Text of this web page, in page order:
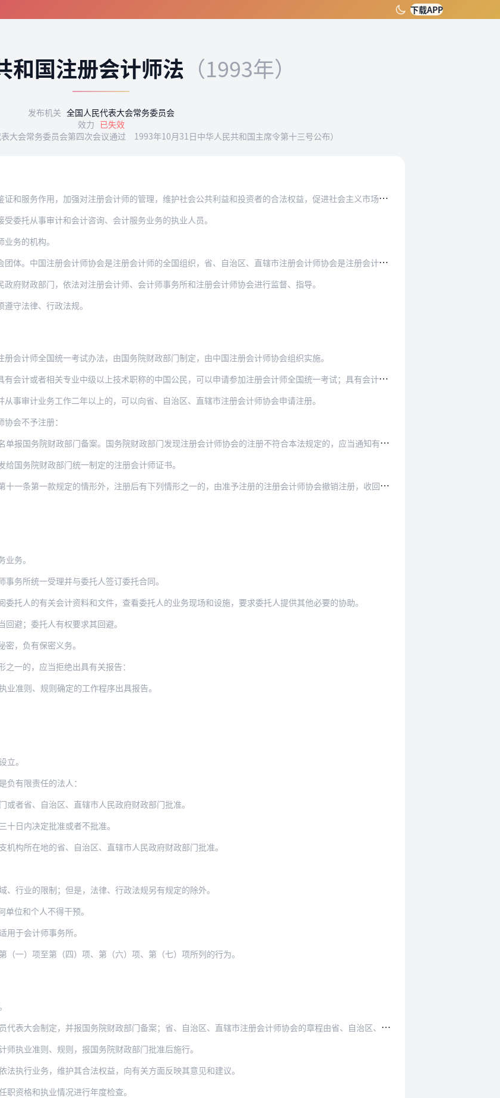
下载APP
和国注册会计师法 （1993年）
发布机关 全国人民代表大会常务委员会
效力 已失效
大会常务委员会第四次会议通过 1993年10月31日中华人民共和国主席令第十三号公布）
作用，加强对注册会计师的管理，维护社会公共利益和投资者的合法权益，促进社会主义市场经济的健康发展，制定本法。
委托从事审计和会计咨询、会计服务业务的执业人员。
务的机构。
中国注册会计师协会是注册会计师的全国组织，省、自治区、直辖市注册会计师协会是注册会计师的地方组织。
府财政部门，依法对注册会计师、会计师事务所和注册会计师协会进行监督、指导。
守法律、行政法规。
会计师全国统一考试办法，由国务院财政部门制定，由中国注册会计师协会组织实施。
关专业中级以上技术职称的中国公民，可以申请参加注册会计师全国统一考试；具有会计或者相关专业高级技术职称的人员，…
事审计业务工作二年以上的，可以向省、自治区、直辖市注册会计师协会申请注册。
会不予注册：
院财政部门备案。国务院财政部门发现注册会计师协会的注册不符合本法规定的，应当通知有关的注册会计师协会撤销注册。
国务院财政部门统一制定的注册会计师证书。
第一款规定的情形外，注册后有下列情形之一的，由准予注册的注册会计师协会撤销注册，收回注册会计师证书：
务。
务所统一受理并与委托人签订委托合同。
托人的有关会计资料和文件，查看委托人的业务现场和设施，要求委托人提供其他必要的协助。
避；委托人有权要求其回避。
，负有保密义务。
一的，应当拒绝出具有关报告：
准则、规则确定的工作程序出具报告。
立。
负有限责任的法人：
者省、自治区、直辖市人民政府财政部门批准。
日内决定批准或者不批准。
机构所在地的省、自治区、直辖市人民政府财政部门批准。
、行业的限制；但是，法律、行政法规另有规定的除外。
位和个人不得干预。
用于会计师事务所。
（一）项至第（四）项、第（六）项、第（七）项所列的行为。
定，并报国务院财政部门备案；省、自治区、直辖市注册会计师协会的章程由省、自治区、直辖市会员代表大会制定，并报省、自治…
执业准则、规则，报国务院财政部门批准后施行。
法执行业务，维护其合法权益，向有关方面反映其意见和建议。
资格和执业情况进行年度检查。